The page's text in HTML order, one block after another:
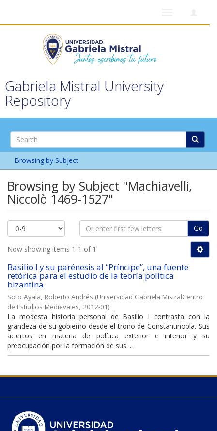
Gabriela Mistral University
Repository
Browsing by Subject
Browsing by Subject "Machiavelli,
Niccolò 1469-1527"
Go
Now showing items 1-1 of 1
Basilio I y su parénesis al “Príncipe”, una fuente
retórica para el estudio de la teoría política
bizantina.
Soto Ayala, Roberto Andrés (Universidad Gabriela MistralCentro
de Estudios Medievales, 2012-01)
La modesta historia personal de Basilio I contrasta con la
grandeza de su gobierno desde el trono de Constantinopla. Sus
aciertos en materia de política exterior e interior y su
preocupación por la formación de sus ...